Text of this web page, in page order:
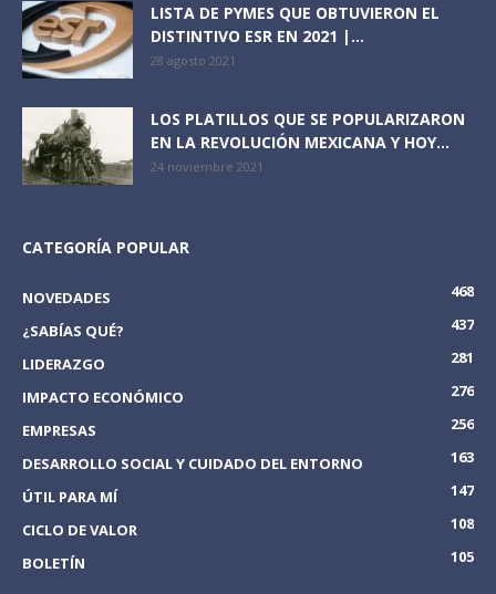
LISTA DE PYMES QUE OBTUVIERON EL
DISTINTIVO ESR EN 2021 |...
28 agosto 2021
LOS PLATILLOS QUE SE POPULARIZARON
EN LA REVOLUCIÓN MEXICANA Y HOY...
24 noviembre 2021
CATEGORÍA POPULAR
NOVEDADES
468
¿SABÍAS QUÉ?
437
LIDERAZGO
281
IMPACTO ECONÓMICO
276
EMPRESAS
256
DESARROLLO SOCIAL Y CUIDADO DEL ENTORNO
163
ÚTIL PARA MÍ
147
CICLO DE VALOR
108
BOLETÍN
105